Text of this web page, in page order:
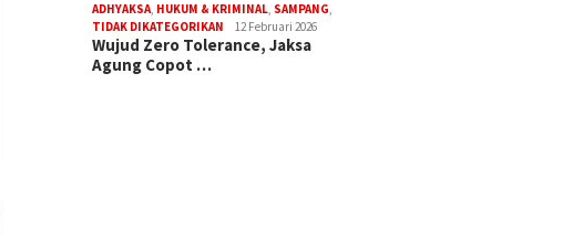
ADHYAKSA, HUKUM & KRIMINAL, SAMPANG,
TIDAK DIKATEGORIKAN
12 Februari 2026
Wujud Zero Tolerance, Jaksa
Agung Copot …